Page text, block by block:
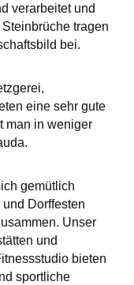
verarbeitet und
tragen
bei.
eine sehr gute
man in weniger
gemütlich
Dorffesten
Unser
und
bieten
sportliche